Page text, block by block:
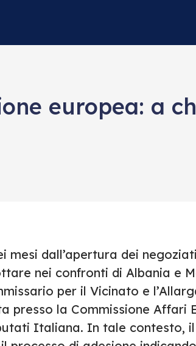
europea: a
mesi dall’apertura dei
nei confronti di Albania e
per il Vicinato e
presso la Commissione Affari
Italiana. In tale contesto,